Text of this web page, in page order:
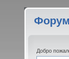
Добро